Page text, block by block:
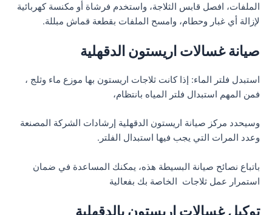
الملفات، افصل قابس الثلاجة، واستخدم فرشاة أو مكنسة كهربائية
لإزالة أي غبار وحطام، وامسح الملفات بقطعة قماش مبللة.
صيانة غسالات اريستون الدقهلية
استبدل فلتر الماء: إذا كانت ثلاجات اريستون بها موزع ماء وثلج ،
فمن المهم استبدال فلتر المياه بانتظام،
وسيحدد مركز صيانة اريستون الدقهلية إرشادات الشركة المصنعة
وعدد المرات التي يجب فيها استبدال الفلتر.
باتباع نصائح صيانة البسيطة هذه، يمكنك المساعدة في ضمان
استمرار عمل ثلاجات الخاصة بك بفعالية
توكيل غسالات اريستون بالدقهلية